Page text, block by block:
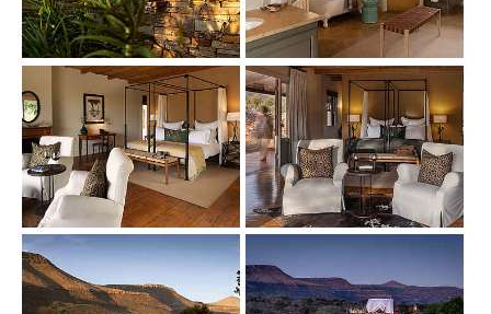
Show larger version Show larger version
Show larger version